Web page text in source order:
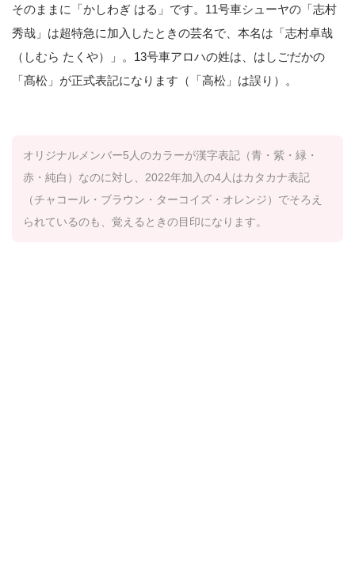
そのままに「かしわぎ はる」です。11号車シューヤの「志村
秀哉」は超特急に加入したときの芸名で、本名は「志村卓哉
（しむら たくや）」。13号車アロハの姓は、はしごだかの
「髙松」が正式表記になります（「高松」は誤り）。
オリジナルメンバー5人のカラーが漢字表記（青・紫・緑・
赤・純白）なのに対し、2022年加入の4人はカタカナ表記
（チャコール・ブラウン・ターコイズ・オレンジ）でそろえ
られているのも、覚えるときの目印になります。